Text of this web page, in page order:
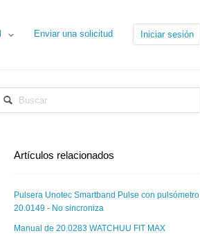
Enviar una solicitud Iniciar sesión
Artículos relacionados
Pulsera Unotec Smartband Pulse con pulsómetro
20.0149 - No sincroniza
Manual de 20.0283 WATCHUU FIT MAX